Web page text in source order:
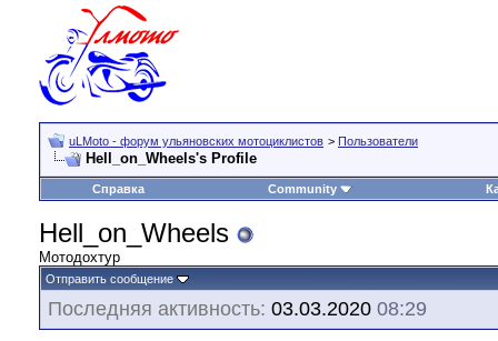
uLMoto - форум ульяновских мотоциклистов > Пользователи
Hell_on_Wheels's Profile
Справка Community
Hell_on_Wheels
Мотодохтур
Отправить сообщение
Последняя активность: 03.03.2020 08:29